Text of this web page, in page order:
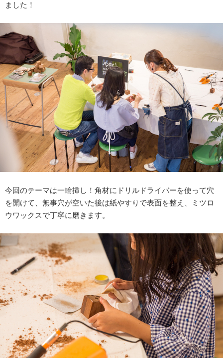
ました！
今回のテーマは一輪挿し！角材にドリルドライバーを使って穴
を開けて、無事穴が空いた後は紙やすりで表面を整え、ミツロ
ウワックスで丁寧に磨きます。